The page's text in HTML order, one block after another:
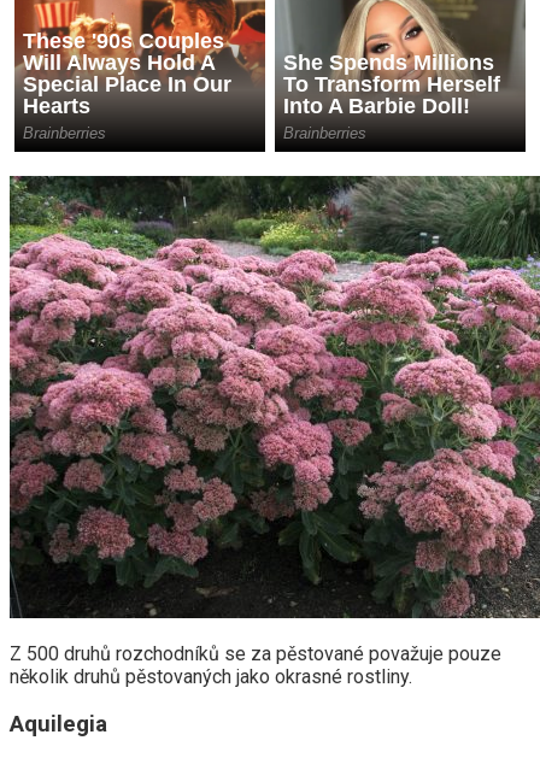
Z 500 druhů rozchodníků se za pěstované považuje pouze
několik druhů pěstovaných jako okrasné rostliny.
Aquilegia